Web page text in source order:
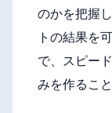
のかを把握
トの結果を
で、スピー
みを作るこ